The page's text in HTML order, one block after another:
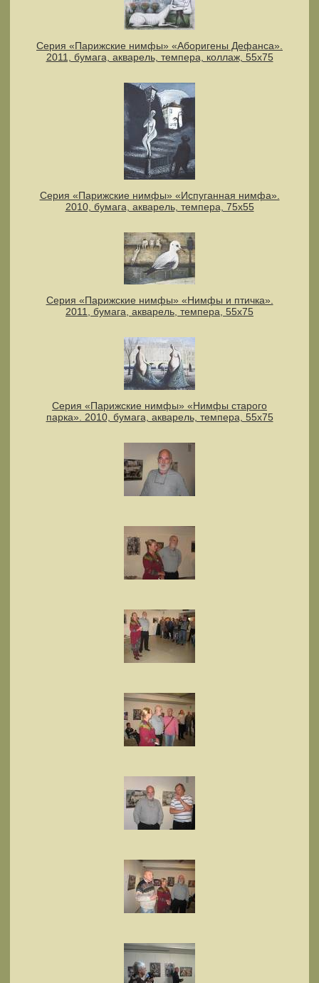
Серия «Парижские нимфы» «Аборигены Дефанса».
2011, бумага, акварель, темпера, коллаж, 55x75
Серия «Парижские нимфы» «Испуганная нимфа».
2010, бумага, акварель, темпера, 75х55
Серия «Парижские нимфы» «Нимфы и птичка».
2011, бумага, акварель, темпера, 55x75
Серия «Парижские нимфы» «Нимфы старого
парка». 2010, бумага, акварель, темпера, 55x75